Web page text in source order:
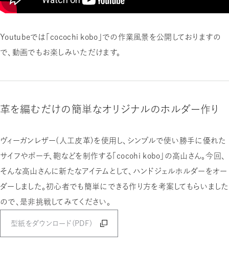
Youtubeでは「cocochi kobo」での作業風景を公開しておりますの
で、動画でもお楽しみいただけます。
革を編むだけの簡単なオリジナルのホルダー作り
ヴィーガンレザー（人工皮革）を使用し、シンプルで使い勝手に優れた
サイフやポーチ、鞄などを制作する「cocohi kobo」の高山さん。今回、
そんな高山さんに新たなアイテムとして、ハンドジェルホルダーをオー
ダーしました。初心者でも簡単にできる作り方を考案してもらいました
ので、是非挑戦してみてください。
型紙をダウンロード（PDF）